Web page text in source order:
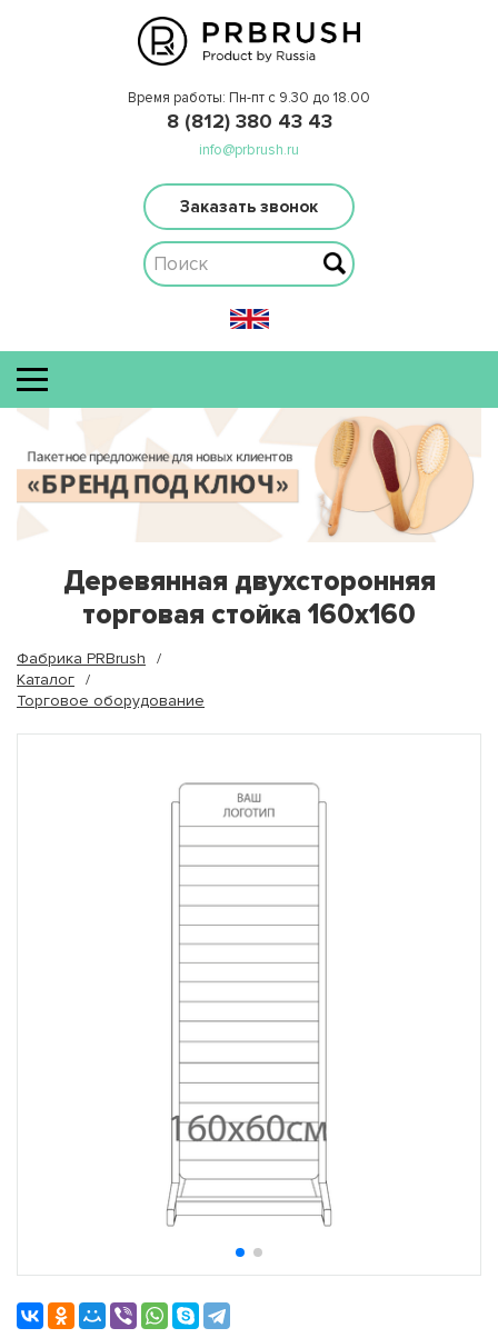
Время работы: Пн-пт с 9.30 до 18.00
8 (812) 380 43 43
info@prbrush.ru
Заказать звонок
Деревянная двухсторонняя
торговая стойка 160х160
Фабрика PRBrush
Каталог
Торговое оборудование